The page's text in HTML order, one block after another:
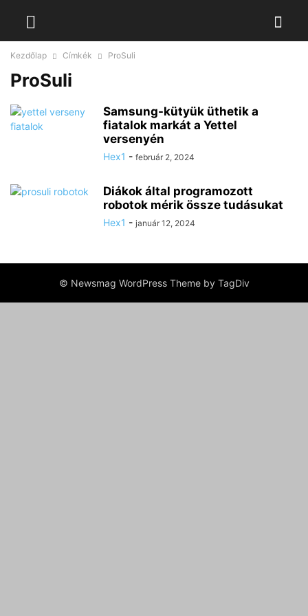
Kezdőlap Címkék ProSuli
ProSuli
Samsung-kütyük üthetik a
fiatalok markát a Yettel
versenyén
Hex1 - február 2, 2024
Diákok által programozott
robotok mérik össze tudásukat
Hex1 - január 12, 2024
© Newsmag WordPress Theme by TagDiv